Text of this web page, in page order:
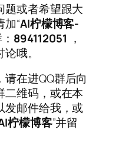
题或者希望跟大
“AI柠檬博客-
894112051 ，
哦。
请在进QQ群后向
二维码，或在本
发邮件给我，或
柠檬博客”并留